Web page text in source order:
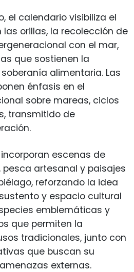
el calendario visibiliza el
orillas, la recolección de
con el mar,
que sostienen la
alimentaria. Las
énfasis en el
sobre mareas, ciclos
transmitido de
escenas de
artesanal y paisajes
reforzando la idea
y espacio cultural
emblemáticas y
que permiten la
tradicionales, junto con
que buscan su
externas.